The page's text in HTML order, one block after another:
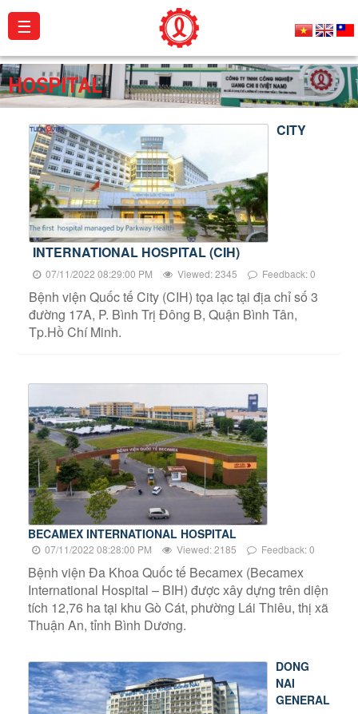
About
us
Products
Projects
Activities
Catalogue
Certificates
Contact
☰
HOSPITAL
CITY
INTERNATIONAL HOSPITAL (CIH)
07/11/2022 08:29:00 PM Viewed: 2345 Feedback: 0
Bệnh viện Quốc tế City (CIH) tọa lạc tại địa chỉ số 3
đường 17A, P. Bình Trị Đông B, Quận Bình Tân,
Tp.Hồ Chí Minh.
BECAMEX INTERNATIONAL HOSPITAL
07/11/2022 08:28:00 PM Viewed: 2185 Feedback: 0
Bệnh viện Đa Khoa Quốc tế Becamex (Becamex
International Hospital – BIH) được xây dựng trên diện
tích 12,76 ha tại khu Gò Cát, phường Lái Thiêu, thị xã
Thuận An, tỉnh Bình Dương.
DONG
NAI
GENERAL